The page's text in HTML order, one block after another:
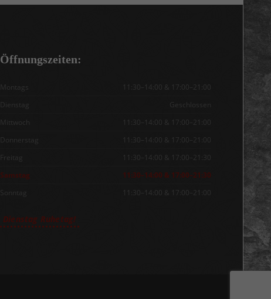
Öffnungszeiten:
Montags
11:30–14:00 & 17:00–21:00
Dienstag
Geschlossen
Mittwoch
11:30–14:00 & 17:00–21:00
Donnerstag
11:30–14:00 & 17:00–21:00
Freitag
11:30–14:00 & 17:00–21:30
Samstag
11:30–14:00 & 17:00–21:30
Sonntag
11:30–14:00 & 17:00–21:00
Dienstag Ruhetag!